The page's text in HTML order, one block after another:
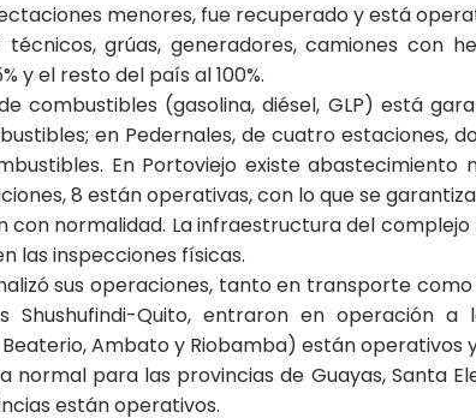
menores, fue recuperado y está
grúas, generadores, camiones con
y el resto del país al 100%.
combustibles (gasolina, diésel, GLP) está
en Pedernales, de cuatro estaciones,
En Portoviejo existe abastecimiento
8 están operativas, con lo que se
con normalidad. La infraestructura del
las inspecciones físicas.
sus operaciones, tanto en transporte
Shushufindi-Quito, entraron en operación
Ambato y Riobamba) están operativos
para las provincias de Guayas, Santa
están operativos.